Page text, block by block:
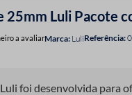
25mm Luli Pacote
a avaliar LuliReferência:
foi desenvolvida para